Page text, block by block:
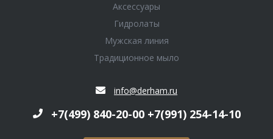
Аксессуары
Гидролаты
Мужская линия
Традиционное мыло
info@derham.ru
+7(499) 840-20-00 +7(991) 254-14-10